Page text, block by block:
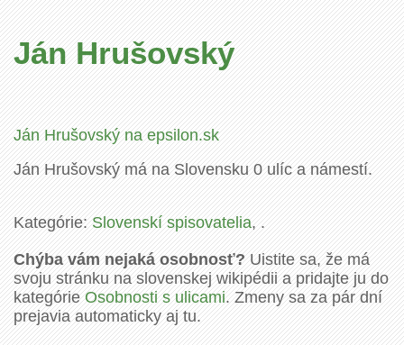
Ján Hrušovský
Ján Hrušovský na epsilon.sk
Ján Hrušovský má na Slovensku 0 ulíc a námestí.
Kategórie:Slovenskí spisovatelia, .
Chýba vám nejaká osobnosť?Uistite sa, že má
svoju stránku na slovenskej wikipédii a pridajte ju do
kategórieOsobnosti s ulicami. Zmeny sa za pár dní
prejavia automaticky aj tu.